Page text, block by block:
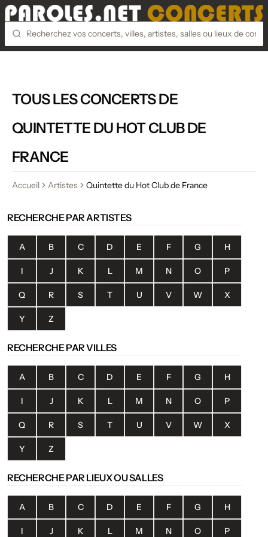
TOUS LES CONCERTS DE
QUINTETTE DU HOT CLUB DE
FRANCE
Accueil Artistes Quintette du Hot Club de France
RECHERCHE PAR ARTISTES
A B C D E F G H
I J K L M N O P
Q R S T U V W X
Y Z
RECHERCHE PAR VILLES
A B C D E F G H
I J K L M N O P
Q R S T U V W X
Y Z
RECHERCHE PAR LIEUX OU SALLES
A B C D E F G H
I J K L M N O P